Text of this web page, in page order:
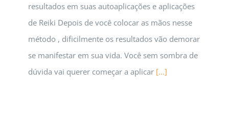
resultados em suas autoaplicações e aplicações
de Reiki Depois de você colocar as mãos nesse
método , dificilmente os resultados vão demorar
se manifestar em sua vida. Você sem sombra de
dúvida vai querer começar a aplicar [...]